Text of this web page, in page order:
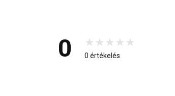
0 0 értékelés